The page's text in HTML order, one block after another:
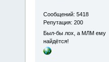
Сообщений: 5418
Репутация: 200
Был-бы лох, а МЛМ ему
найдётся!